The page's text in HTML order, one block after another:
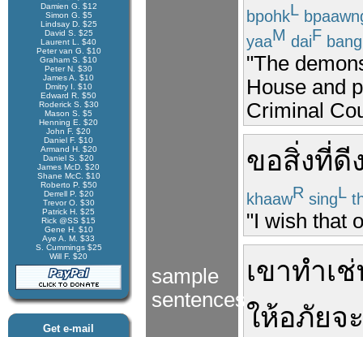
Damien G. $12
Simon G. $5
Lindsay D. $25
David S. $25
Laurent L. $40
Peter van G. $10
Graham S. $10
Peter N. $30
James A. $10
Dmitry I. $10
Edward R. $50
Roderick S. $30
Mason S. $5
Henning E. $20
John F. $20
Daniel F. $10
Armand H. $20
Daniel S. $20
James McD. $20
Shane McC. $10
Roberto P. $50
Derrell P. $20
Trevor O. $30
Patrick H. $25
Rick @SS $15
Gene H. $10
Aye A. M. $33
S. Cummings $25
Will F. $20
Get e-mail
sample
sentences
bpohkL
yaaM daiF bang
"The
House and
Criminal
ขอสิ่งที่ดี
khaawR singL
"I wish that
เขาทำเ
ให้อภัยจะ